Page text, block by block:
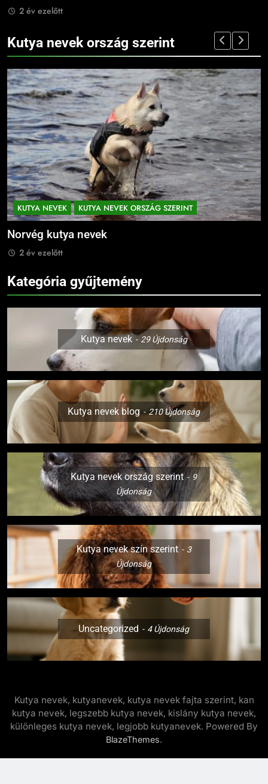
Kutya nevek ország szerint
KUTYA NEVEK KUTYA NEVEK ORSZÁG SZERINT
Norvég kutya nevek
2 év ezelőtt
Kategória gyűjtemény
Kutya nevek 29Újdonság
Kutya nevek blog 210Újdonság
Kutya nevek ország szerint
9
Újdonság
Kutya nevek szín szerint
3
Újdonság
Uncategorized 4Újdonság
Kutya nevek, kutyanevek, kutya nevek fajta szerint, kan
kutya nevek, legszebb kutya nevek, kislány kutya nevek,
különleges kutya nevek, legjobb kutyanevek. Powered By
BlazeThemes.